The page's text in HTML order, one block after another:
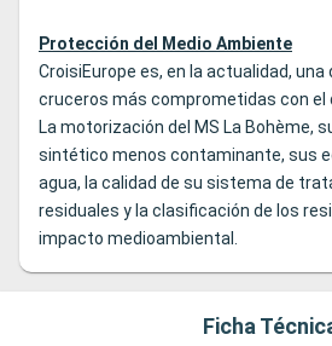
Protección del Medio Ambiente
CroisiEurope es, en la actualidad,
cruceros más comprometidas con el
La motorización del MS La Bohème,
sintético menos contaminante, sus
agua, la calidad de su sistema de
residuales y la clasificación de los
impacto medioambiental.
Ficha